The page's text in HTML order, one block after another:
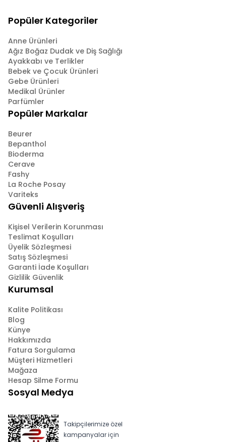
Popüler Kategoriler
Anne Ürünleri
Ağız Boğaz Dudak ve Diş Sağlığı
Ayakkabı ve Terlikler
Bebek ve Çocuk Ürünleri
Gebe Ürünleri
Medikal Ürünler
Parfümler
Popüler Markalar
Beurer
Bepanthol
Bioderma
Cerave
Fashy
La Roche Posay
Variteks
Güvenli Alışveriş
Kişisel Verilerin Korunması
Teslimat Koşulları
Üyelik Sözleşmesi
Satış Sözleşmesi
Garanti İade Koşulları
Gizlilik Güvenlik
Kurumsal
Kalite Politikası
Blog
Künye
Hakkımızda
Fatura Sorgulama
Müşteri Hizmetleri
Mağaza
Hesap Silme Formu
Sosyal Medya
Takipçilerimize özel
kampanyalar için